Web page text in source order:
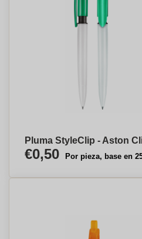
Pluma StyleClip - Aston
€0,50 Por pieza, base en